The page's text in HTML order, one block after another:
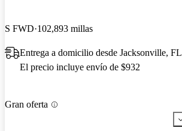
S FWD 102,893 millas
Entrega a domicilio desde Jacksonville, FL
El precio incluye envío de $932
Gran oferta